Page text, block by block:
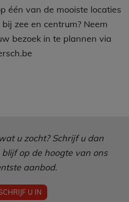
één van de mooiste locaties
zee en centrum? Neem
bezoek in te plannen via
u zocht? Schrijf u dan
op de hoogte van ons
aanbod.
U IN